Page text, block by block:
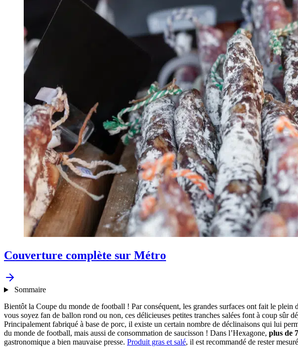
Couverture complète sur Métro
Sommaire
Bientôt la Coupe du monde de football ! Par conséquent, les grandes surfaces ont fait le
vous soyez fan de ballon rond ou non, ces délicieuses petites tranches salées font à coup sûr
Principalement fabriqué à base de porc, il existe un certain nombre de déclinaisons qui lui
du monde de football, mais aussi de consommation de saucisson ! Dans l’Hexagone, plus de
gastronomique a bien mauvaise presse. Produit gras et salé, il est recommandé de rester